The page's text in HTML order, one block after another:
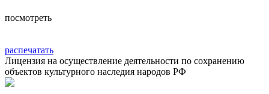
посмотреть
распечатать
Лицензия на осуществление деятельности по сохранению
объектов культурного наследия народов РФ